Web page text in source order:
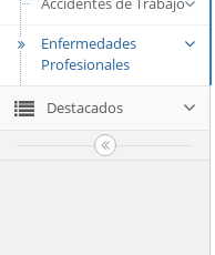
Enfermedades
Profesionales
Destacados